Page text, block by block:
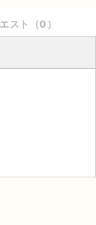
スト（0）